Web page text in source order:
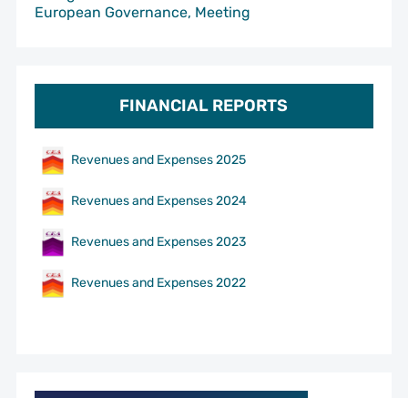
European Governance, Meeting
FINANCIAL REPORTS
Revenues and Expenses 2025
Revenues and Expenses 2024
Revenues and Expenses 2023
Revenues and Expenses 2022